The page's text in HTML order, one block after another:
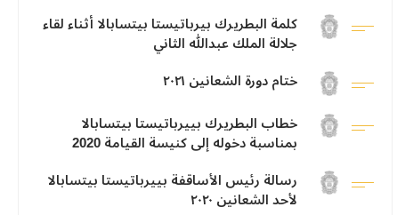
كلمة البطريرك بيرباتيستا بيتسابالا أثناء لقاء
جلالة الملك عبدالله الثاني
ختام دورة الشعانين ٢٠٢١
خطاب البطريرك بييرباتيستا بيتسابالا
بمناسبة دخوله إلى كنيسة القيامة 2020
رسالة رئيس الأساقفة بييرباتيستا بيتسابالا
لأحد الشعانين ٢٠٢٠